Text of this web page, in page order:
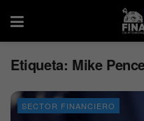
Etiqueta: Mike
SECTOR FINANCIERO